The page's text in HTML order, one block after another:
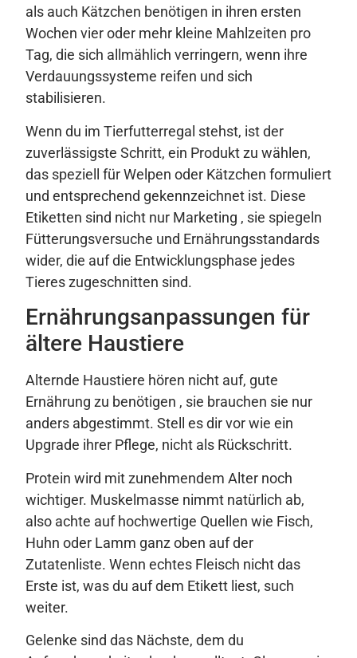
als auch Kätzchen benötigen in ihren ersten
Wochen vier oder mehr kleine Mahlzeiten pro
Tag, die sich allmählich verringern, wenn ihre
Verdauungssysteme reifen und sich
stabilisieren.
Wenn du im Tierfutterregal stehst, ist der
zuverlässigste Schritt, ein Produkt zu wählen,
das speziell für Welpen oder Kätzchen formuliert
und entsprechend gekennzeichnet ist. Diese
Etiketten sind nicht nur Marketing , sie spiegeln
Fütterungsversuche und Ernährungsstandards
wider, die auf die Entwicklungsphase jedes
Tieres zugeschnitten sind.
Ernährungsanpassungen für
ältere Haustiere
Alternde Haustiere hören nicht auf, gute
Ernährung zu benötigen , sie brauchen sie nur
anders abgestimmt. Stell es dir vor wie ein
Upgrade ihrer Pflege, nicht als Rückschritt.
Protein wird mit zunehmendem Alter noch
wichtiger. Muskelmasse nimmt natürlich ab,
also achte auf hochwertige Quellen wie Fisch,
Huhn oder Lamm ganz oben auf der
Zutatenliste. Wenn echtes Fleisch nicht das
Erste ist, was du auf dem Etikett liest, such
weiter.
Gelenke sind das Nächste, dem du